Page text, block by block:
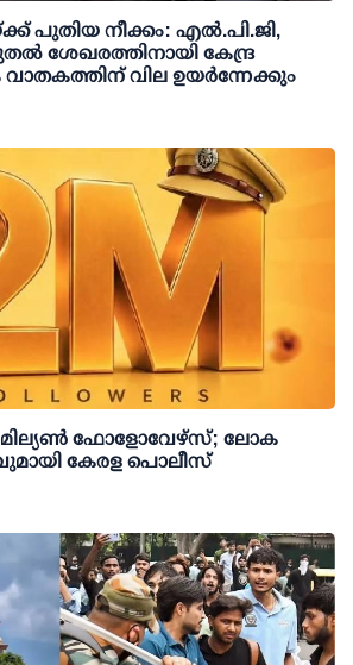
പുതിയ നീക്കം: എല്‍.പി.ജി,
ശേഖരത്തിനായി കേന്ദ്ര
വില ഉയര്‍ന്നേക്കും
2 മില്യണ്‍ ഫോളോവേഴ്സ്; ലോക
കേരള പൊലീസ്